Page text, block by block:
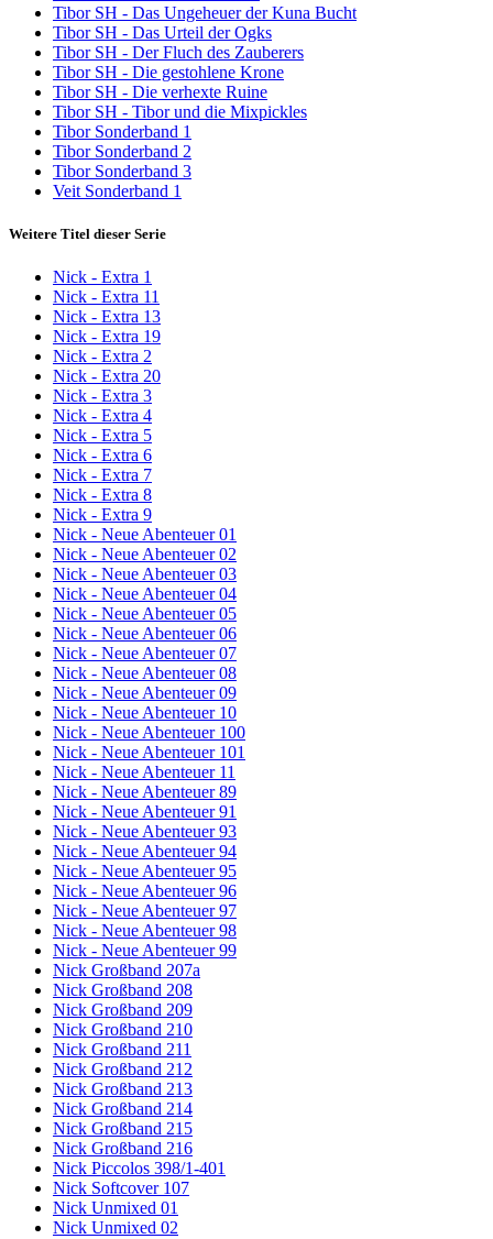
Tibor SH - Das Ungeheuer der Kuna Bucht
Tibor SH - Das Urteil der Ogks
Tibor SH - Der Fluch des Zauberers
Tibor SH - Die gestohlene Krone
Tibor SH - Die verhexte Ruine
Tibor SH - Tibor und die Mixpickles
Tibor Sonderband 1
Tibor Sonderband 2
Tibor Sonderband 3
Veit Sonderband 1
Weitere Titel dieser Serie
Nick - Extra 1
Nick - Extra 11
Nick - Extra 13
Nick - Extra 19
Nick - Extra 2
Nick - Extra 20
Nick - Extra 3
Nick - Extra 4
Nick - Extra 5
Nick - Extra 6
Nick - Extra 7
Nick - Extra 8
Nick - Extra 9
Nick - Neue Abenteuer 01
Nick - Neue Abenteuer 02
Nick - Neue Abenteuer 03
Nick - Neue Abenteuer 04
Nick - Neue Abenteuer 05
Nick - Neue Abenteuer 06
Nick - Neue Abenteuer 07
Nick - Neue Abenteuer 08
Nick - Neue Abenteuer 09
Nick - Neue Abenteuer 10
Nick - Neue Abenteuer 100
Nick - Neue Abenteuer 101
Nick - Neue Abenteuer 11
Nick - Neue Abenteuer 89
Nick - Neue Abenteuer 91
Nick - Neue Abenteuer 93
Nick - Neue Abenteuer 94
Nick - Neue Abenteuer 95
Nick - Neue Abenteuer 96
Nick - Neue Abenteuer 97
Nick - Neue Abenteuer 98
Nick - Neue Abenteuer 99
Nick Großband 207a
Nick Großband 208
Nick Großband 209
Nick Großband 210
Nick Großband 211
Nick Großband 212
Nick Großband 213
Nick Großband 214
Nick Großband 215
Nick Großband 216
Nick Piccolos 398/1-401
Nick Softcover 107
Nick Unmixed 01
Nick Unmixed 02